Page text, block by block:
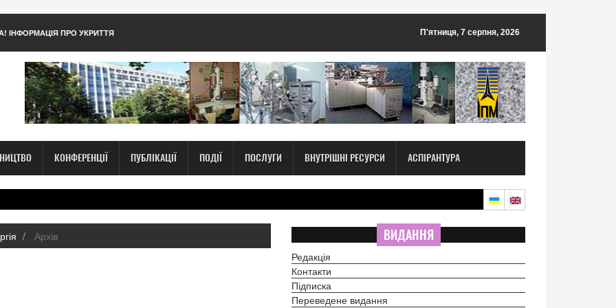
ІНФОРМАЦІЯ ПРО УКРИТТЯ П'ятниця, 7 серпня, 2026
КОНФЕРЕНЦІЇ ПУБЛІКАЦІЇ ПОДІЇ ПОСЛУГИ ВНУТРІШНІ РЕСУРСИ АСПІРАНТУРА
Архів ВИДАННЯ
Редакція
Контакти
Підписка
Переведене видання